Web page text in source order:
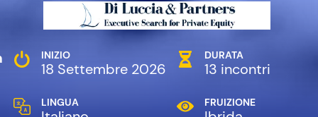
INIZIO
18 Settembre 2026
DURATA
13 incontri
LINGUA FRUIZIONE